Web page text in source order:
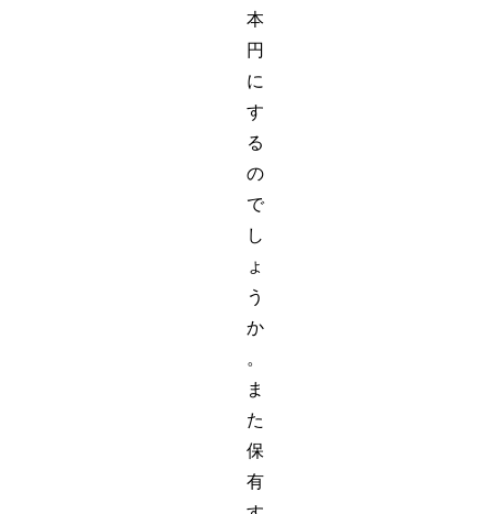
本
円
に
す
る
の
で
し
ょ
う
か
。
ま
た
保
有